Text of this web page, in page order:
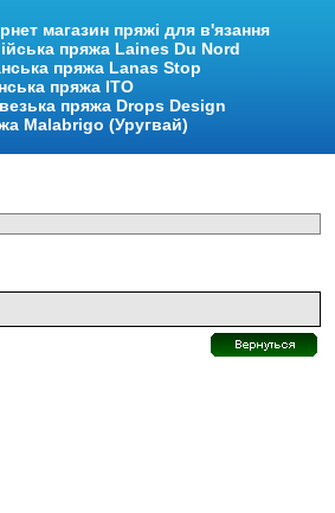
магазин пряжі для в'язання
пряжа Laines Du Nord
пряжа Lanas Stop
пряжа ITO
пряжа Drops Design
Malabrigo (Уругвай)